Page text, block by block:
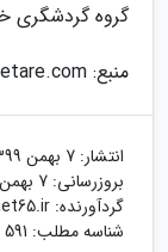
گروه گردشگری
منبع: setare.com
انتشار: 7 بهمن 1399
بروزرسانی: 7 بهمن 1399
گردآورنده:
شناسه مطلب: 591